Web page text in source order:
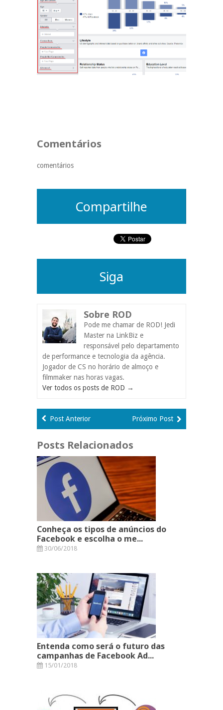
Comentários
comentários
Compartilhe
Siga
Sobre ROD
Pode me chamar de ROD! Jedi
Master na LinkBiz e
responsável pelo departamento
de performance e tecnologia da agência.
Jogador de CS no horário de almoço e
filmmaker nas horas vagas.
Ver todos os posts de ROD →
Post Anterior Próximo Post
Posts Relacionados
Conheça os tipos de anúncios do
Facebook e escolha o me...
30/06/2018
Entenda como será o futuro das
campanhas de Facebook Ad...
15/01/2018